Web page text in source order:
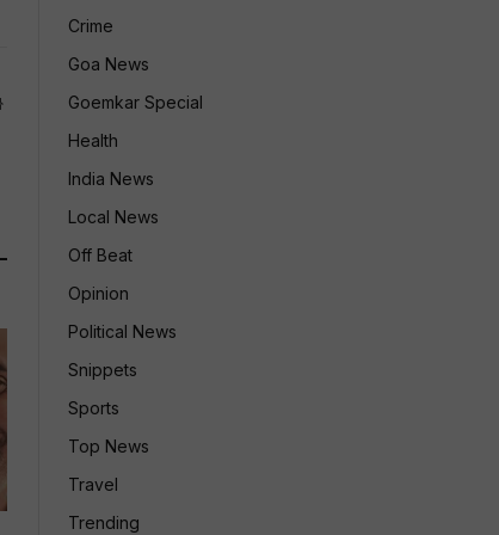
Website
Crime
Goa News
Goemkar Special
Health
India News
Local News
Off Beat
Opinion
Political News
Snippets
Sports
Top News
Travel
Trending